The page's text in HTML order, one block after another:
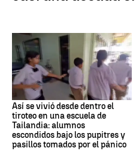
Así se vivió desde dentro el
tiroteo en una escuela de
Tailandia: alumnos
escondidos bajo los pupitres y
pasillos tomados por el pánico